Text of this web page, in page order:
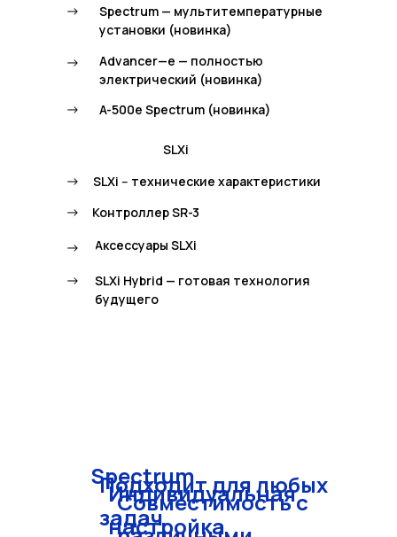
Spectrum
Подходит для любых
задач
Индивидуальная
настройка
Совместимость с
->
->
->
->
->
->
->
SLXi
SLXi -- технические характеристики
Контроллер SR-3
Аксессуары SLXi
SLXi Hybrid — готовая технология
будущего
Spectrum — мультитемпературные
установки (новинка)
Advancer—e — полностью
электрический (новинка)
A-500e Spectrum (новинка)